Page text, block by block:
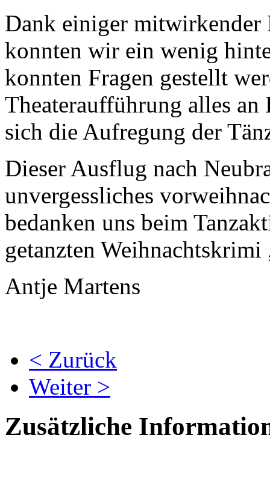
Dank einiger mitwirkender
konnten wir ein wenig
konnten Fragen gestellt
Theateraufführung alles
sich die Aufregung der
Dieser Ausflug nach
unvergessliches
bedanken uns beim
getanzten
Antje Martens
< Zurück
Weiter >
Zusätzliche